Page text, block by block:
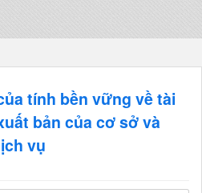
tính bền vững về tài
bản của cơ sở và
vụ